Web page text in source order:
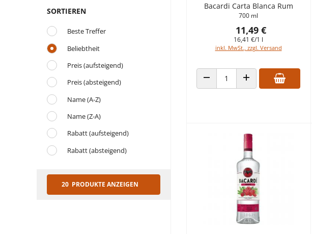
SORTIEREN
Beste Treffer
Beliebtheit
Preis (aufsteigend)
Preis (absteigend)
Name (A-Z)
Name (Z-A)
Rabatt (aufsteigend)
Rabatt (absteigend)
20 PRODUKTE ANZEIGEN
Bacardi Carta Blanca Rum
700 ml
11,49 €
16,41 €/1 l
inkl. MwSt., zzgl. Versand
ANZAHL VERRINGERNANZAHL ERHÖHEN